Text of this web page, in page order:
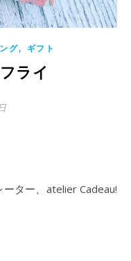
グ, ギフト
ライ
ター、atelier Cadeau!